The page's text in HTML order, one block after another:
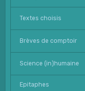
Textes choisis
Brèves de comptoir
Science (in)humaine
Epitaphes